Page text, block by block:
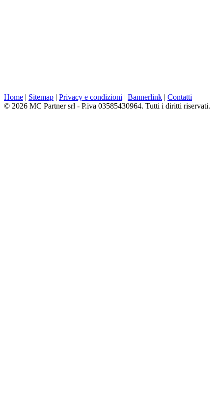
Home | Sitemap | Privacy e condizioni | Bannerlink | Contatti
© 2026 MC Partner srl - P.iva 03585430964. Tutti i diritti riservati.